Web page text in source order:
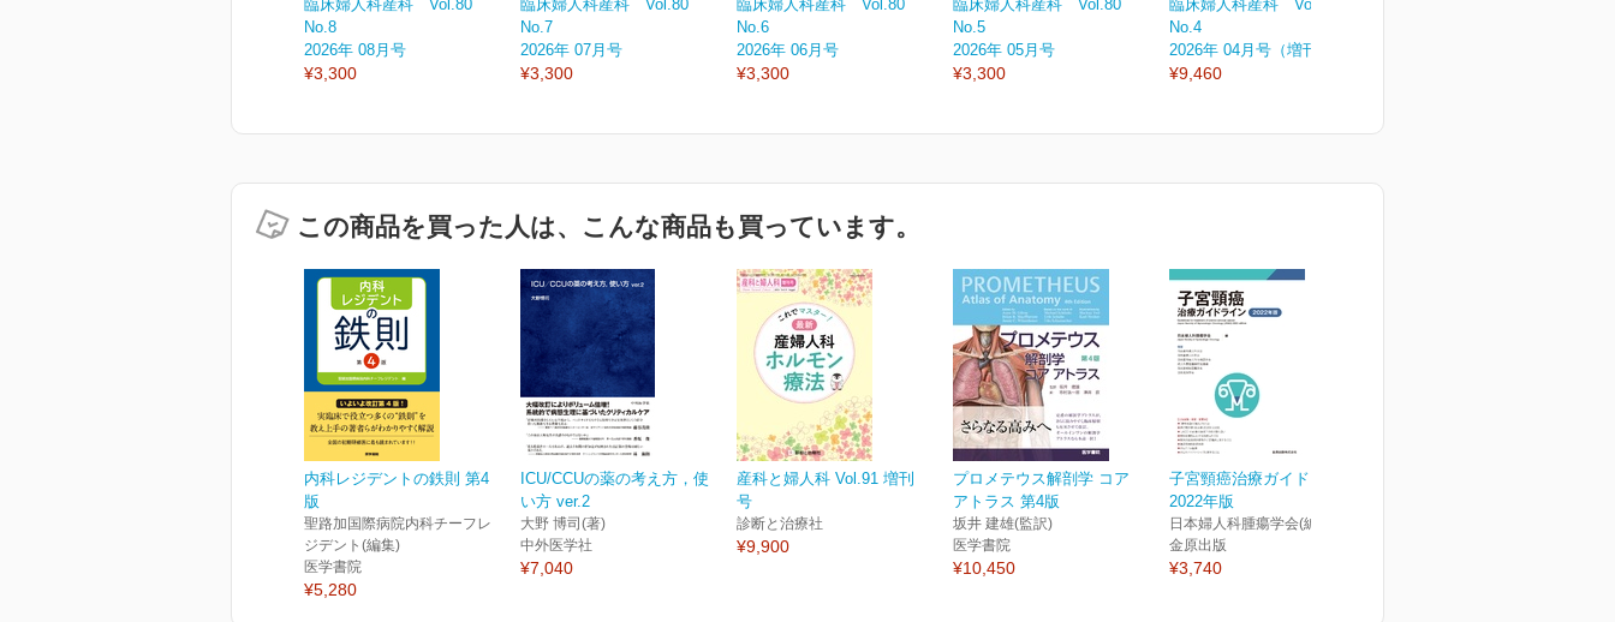
臨床婦人科産科 Vol.80
No.8
2026年 08月号
¥3,300
臨床婦人科産科 Vol.80
No.7
2026年 07月号
¥3,300
臨床婦人科産科 Vol.80
No.6
2026年 06月号
¥3,300
臨床婦人科産科 Vol.80
No.5
2026年 05月号
¥3,300
臨床婦人科産科 Vol.80
No.4
2026年 04月号（増刊号）
¥9,460
この商品を買った人は、こんな商品も買っています。
内科レジデントの鉄則 第4
版
聖路加国際病院内科チーフレ
ジデント(編集)
医学書院
¥5,280
ICU/CCUの薬の考え方，使
い方 ver.2
大野 博司(著)
中外医学社
¥7,040
産科と婦人科 Vol.91 増刊
号
診断と治療社
¥9,900
プロメテウス解剖学 コア
アトラス 第4版
坂井 建雄(監訳)
医学書院
¥10,450
子宮頸癌治療ガイドライン
2022年版
日本婦人科腫瘍学会(編)
金原出版
¥3,740